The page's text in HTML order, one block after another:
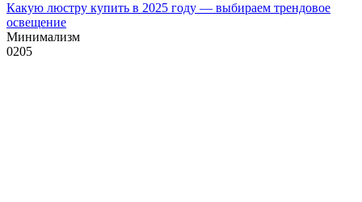
Какую люстру купить в 2025 году — выбираем трендовое
освещение
Минимализм
0205